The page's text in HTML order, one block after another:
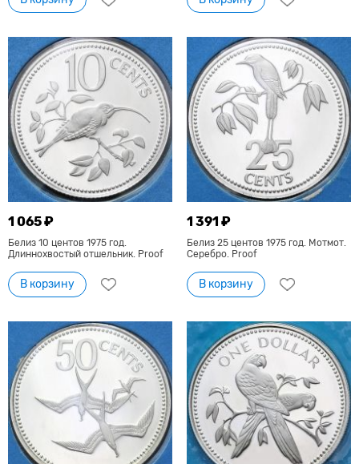
1 065 ₽
Белиз 10 центов 1975 год.
Длиннохвостый отшельник. Proof
В корзину
1 391 ₽
Белиз 25 центов 1975 год. Мотмот.
Серебро. Proof
В корзину